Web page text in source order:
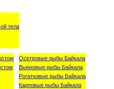
тела
Осетровые рыбы Байкала
Вьюновые рыбы Байкала
Рогатковые рыбы Байкала
Карповые рыбы Байкала